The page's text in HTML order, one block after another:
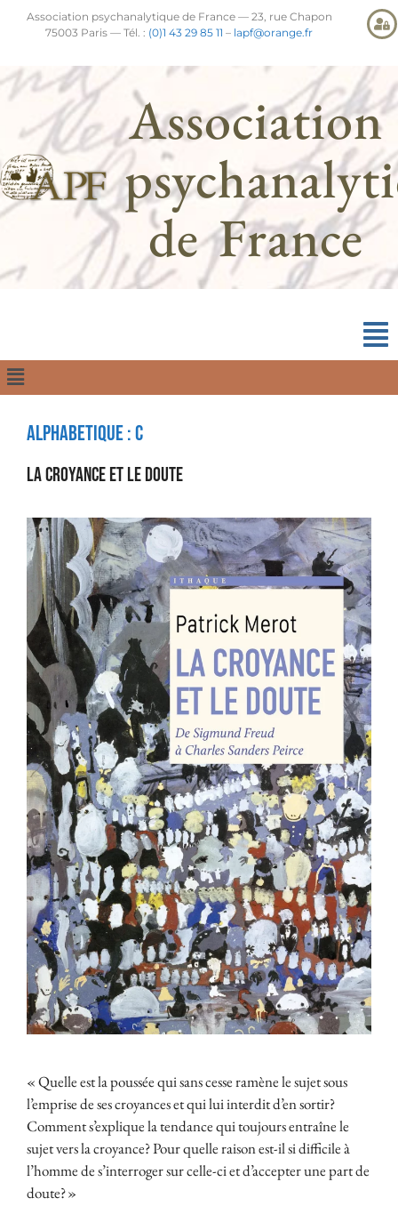
Association psychanalytique de France — 23, rue Chapon
75003 Paris — Tél. : (0)1 43 29 85 11 – lapf@orange.fr
Association
de France
Alphabetique :C
La croyance et le doute
« Quelle est la poussée qui sans cesse ramène le sujet sous
l’emprise de ses croyances et qui lui interdit d’en sortir?
Comment s’explique la tendance qui toujours entraîne le
sujet vers la croyance? Pour quelle raison est-il si difficile à
l’homme de s’interroger sur celle-ci et d’accepter une part de
doute? »